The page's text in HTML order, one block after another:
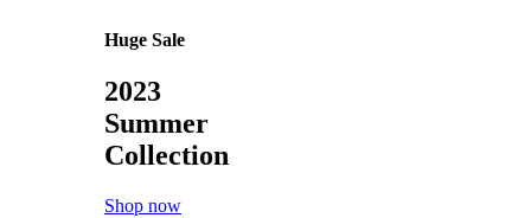
Huge Sale
2023
Summer
Collection
Shop now